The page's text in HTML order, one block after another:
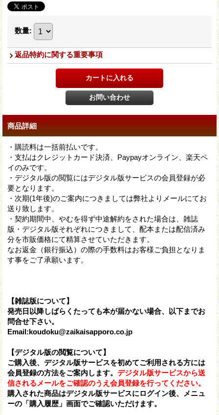
数量:
返品特約に関する重要事項
商品詳細
・購読料は一括前払いです。
・支払はクレジットカード決済、Paypayオンライン、楽天ペ
イのみです。
・デジタル版の閲覧にはデジタル版サービスの会員登録が必
要となります。
・次期(1年後)のご案内につきましては弊社よりメールにてお
送り致します。
・契約期間中、やむを得ず中途解約をされた場合は、雑誌
版・デジタル版それぞれにつきまして、配本または配信済み
分を市販価格にて精算させていただきます。
なお返金（銀行振込）の際の手数料はお客様ご負担となりま
す事をご了承願います。
【雑誌版について】
発売日以降しばらくたっても本が届かない場合、以下までお
問合せ下さい。
Email:koudoku@zaikaisapporo.co.jp
【デジタル版の閲覧について】
ご購入後、デジタル版サービスを初めてご利用される方には
会員登録の方法をご案内します。 デジタル版サービスから送
信されるメールをご確認のうえ会員登録を行ってください。
購入された商品はデジタル版サービスにログイン後、メニュ
ーの「購入履歴」画面でご確認いただけます。